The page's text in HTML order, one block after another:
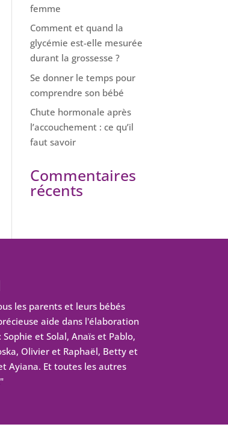
femme
Comment et quand la
glycémie est-elle mesurée
durant la grossesse ?
Se donner le temps pour
comprendre son bébé
Chute hormonale après
l’accouchement : ce qu’il
faut savoir
Commentaires
récents
les parents et leurs bébés
aide dans l'élaboration
Sophie et Solal, Anaïs et Pablo,
Olivier et Raphaël, Betty et
Ayiana. Et toutes les autres